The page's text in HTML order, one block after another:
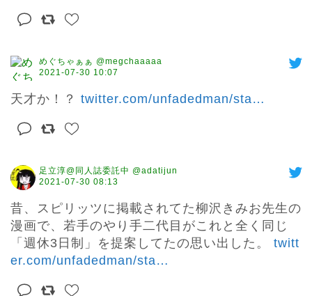
めぐちゃぁぁ @megchaaaaa
2021-07-30 10:07
天才か！？ twitter.com/unfadedman/sta…
足立淳@同人誌委託中 @adatijun
2021-07-30 08:13
昔、スピリッツに掲載されてた柳沢きみお先生の
漫画で、若手のやり手二代目がこれと全く同じ
「週休3日制」を提案してたの思い出した。 twitt
er.com/unfadedman/sta…